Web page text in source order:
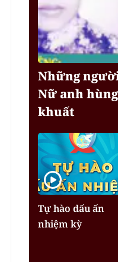
Những
Nữ anh
khuất
Tự hào dấu ấn
nhiệm kỳ